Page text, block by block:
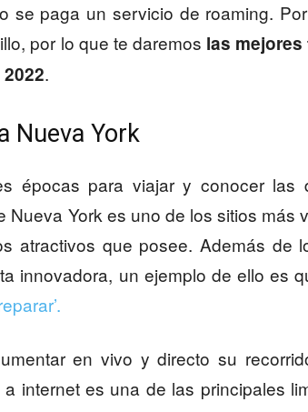
se paga un servicio de roaming.
por lo que te daremos las mejores
.
Nueva York
épocas para viajar y conocer las
York es uno de los sitios más
atractivos que posee. Además de
innovadora, un ejemplo de ello es
en vivo y directo su
internet es una de las principales